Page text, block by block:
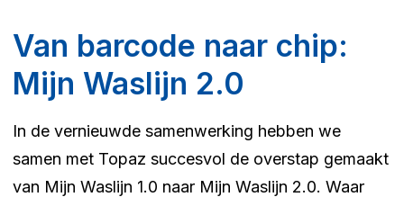
Van barcode naar chip:
Mijn Waslijn 2.0
In de vernieuwde samenwerking hebben we
samen met Topaz succesvol de overstap gemaakt
van Mijn Waslijn 1.0 naar Mijn Waslijn 2.0. Waar